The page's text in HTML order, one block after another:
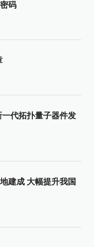
码
代拓扑量子器件发
建成 大幅提升我国